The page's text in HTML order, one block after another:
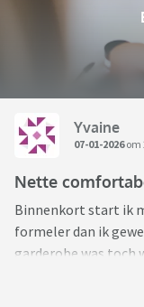
Yvaine
07-01-2026om
Nette
Binnenkort start ik
formeler dan ik
garderobe was toch
nette outfits
weinig nette